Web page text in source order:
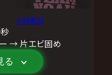
小峠篤司
→ 片エビ固め
る